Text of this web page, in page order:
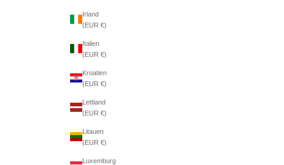
Irland
(EUR €)
Italien
(EUR €)
Kroatien
(EUR €)
Lettland
(EUR €)
Litauen
(EUR €)
Luxemburg